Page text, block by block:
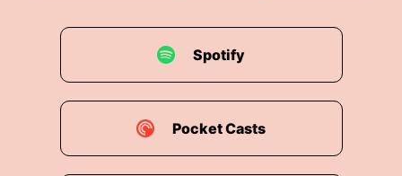
Spotify
Pocket Casts